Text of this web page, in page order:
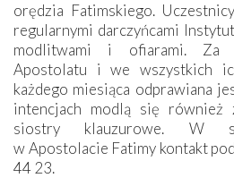
orędzia Fatimskiego.
regularnymi darczyńcami
modlitwami i ofiarami. Za
Apostolatu i we wszystkich
każdego miesiąca odprawiana
intencjach modlą się również
siostry klauzurowe. W
w Apostolacie Fatimy kontakt
44 23.